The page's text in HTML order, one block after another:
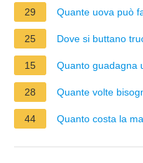
29 Quante uova può
25 Dove si buttano
15 Quanto guadagna
28 Quante volte
44 Quanto costa la